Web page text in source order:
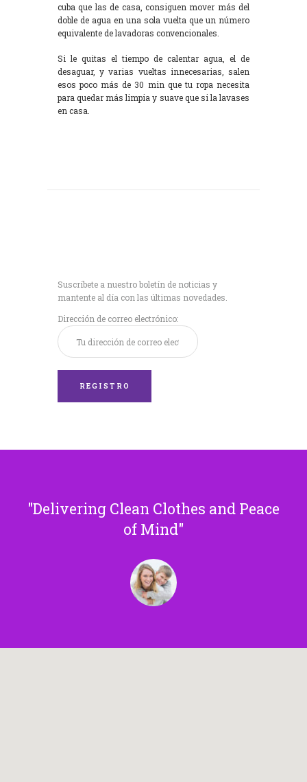
cuba que las de casa, consiguen mover más del
doble de agua en una sola vuelta que un número
equivalente de lavadoras convencionales.
Si le quitas el tiempo de calentar agua, el de
desaguar, y varias vueltas innecesarias, salen
esos poco más de 30 min que tu ropa necesita
para quedar más limpia y suave que si la lavases
en casa.
Suscríbete a nuestro boletín de noticias y
mantente al día con las últimas novedades.
Dirección de correo electrónico:
Delivering Clean Clothes and Peace
of Mind